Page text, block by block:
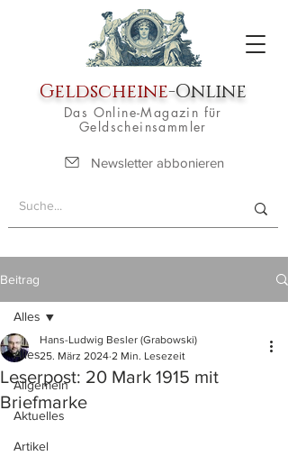
Geldscheine-Online
Das Online-Magazin für
Geldscheinsammler
Newsletter abbonieren
Beitrag
Alles
Allgemein
Aktuelles
Artikel
Alles
Leserpost: 20 Mark 1915 mit
Briefmarke
Hans-Ludwig Besler (Grabowski)
25. März 2024 2 Min. Lesezeit